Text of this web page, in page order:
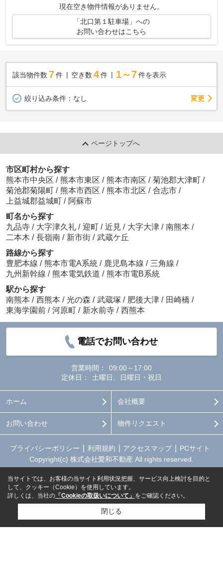
現在空き物件情報がありません。
「北口第１駐車場」への
お問い合わせはこちら
該当物件数 7件 空き数 4 件 1～7 件を表示
絞り込み条件： なし 変更
ページトップへ
市区町村から探す
熊本市中央区 / 熊本市東区 / 熊本市南区 / 菊池郡大津町 /
菊池郡菊陽町 / 熊本市西区 / 熊本市北区 / 合志市 /
上益城郡益城町 / 阿蘇市
町名から探す
九品寺 / 大字津久礼 / 迎町 / 近見 / 大字大津 / 南熊本 /
二本木 / 長嶺南 / 新市街 / 武蔵ケ丘
路線から探す
豊肥本線 / 熊本市電A系統 / 鹿児島本線 / 三角線 /
九州新幹線 / 熊本電気鉄道 / 熊本市電B系統
駅から探す
南熊本 / 西熊本 / 光の森 / 武蔵塚 / 肥後大津 / 田崎橋 /
東海学園前 / 河原町 / 新水前寺 / 西熊本
電話でお問い合わせ
営業時間：
09:00～17:00
定休日：
土曜日、日曜日・祝日
ホーム 会社概要
お問い合わせ 物件リクエスト
プライバシーポリシー 利用規約 アクセスマップ
PCサイト
Copyright(c) 株式会社愛和不動産 All rights reserved.
当サイトでは、お客様の当サイト利用状況把握、サービス向上検討を目的と
して、クッキー（Cookie）を使用しています。
詳しくは、当社の 「Cookieの取扱いについて」 をご確認ください。
閉じる